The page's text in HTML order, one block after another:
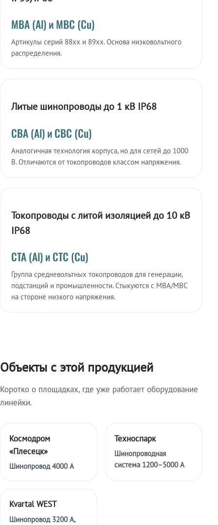
МВА (Al) и МВС (Cu)
Артикулы серий 88xx и 89xx. Основа низковольтного
распределения.
Литые шинопроводы до 1 кВ IP68
СВА (Al) и СВС (Cu)
Аналогичная технология корпуса, но для сетей до 1000
В. Отличаются от токопроводов классом напряжения.
Токопроводы с литой изоляцией до 10 кВ
IP68
СТА (Al) и СТС (Cu)
Группа средневольтных токопроводов для генерации,
подстанций и промышленности. Стыкуются с МВА/МВС
на стороне низкого напряжения.
Объекты с этой продукцией
Коротко о площадках, где уже работает оборудование
линейки.
Космодром
«Плесецк»
Шинопровод 4000 А
Техноспарк
Шинопроводная
система 1200–5000 А
Kvartal WEST
Шинопровод 3200 А,